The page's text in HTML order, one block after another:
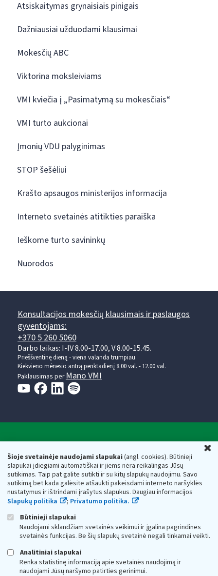
Šioje svetainėje naudojami slapukai(angl. cookies). Būtinieji
slapukai įdiegiami automatiškai ir jiems nėra reikalingas Jūsų
sutikimas. Taip pat galite sutikti ir su kitų slapukų naudojimu. Savo
sutikimą bet kada galėsite atšaukti pakeisdami interneto naršyklės
nustatymus ir ištrindami įrašytus slapukus. Daugiau informacijos
Slapukų politika
; Privatumo politika.
Būtinieji slapukai
Naudojami sklandžiam svetainės veikimui ir įgalina pagrindines
svetainės funkcijas. Be šių slapukų svetainė negali tinkamai veikti.
Analitiniai slapukai
Renka statistinę informaciją apie svetainės naudojimą ir
naudojami Jūsų naršymo patirties gerinimui.
Atsiskaitymas grynaisiais pinigais
Dažniausiai užduodami klausimai
Mokesčių ABC
Viktorina moksleiviams
VMI kviečia į „Pasimatymą su mokesčiais“
VMI turto aukcionai
Įmonių VDU palyginimas
STOP šešėliui
Krašto apsaugos ministerijos informacija
Interneto svetainės atitikties paraiška
Ieškome turto savininkų
Nuorodos
Konsultacijos mokesčių klausimais ir paslaugos
gyventojams:
+370 5 260 5060
Darbo laikas: I-IV 8.00-17.00, V 8.00-15.45.
Prieššventinę dieną - viena valanda trumpiau.
Kiekvieno mėnesio antrą penktadienį 8.00 val. - 12.00 val.
Paklausimas per Mano VMI
Respublikos finansų ministerijos
Biudžetinė įstaiga. Juridinio asmens kodas — 188659752,
adresas: Vasario 16-osios g. 14, 01107 Vilnius, Lietuva, el.paštas:
vmi@vmi.lt, E. pristatymo dėžutės adresas 188659752
Duomenys apie Valstybinę mokesčių inspekciją prie Lietuvos
Respublikos finansų ministerijos kaupiami ir saugomi Juridinių